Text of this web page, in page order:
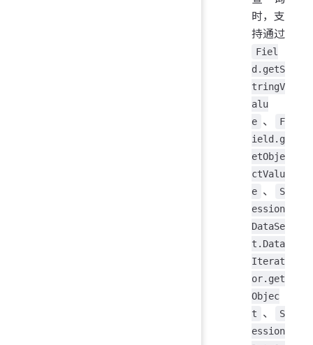
时，支
持通过
Fiel
d.getS
tringV
alu
e 、
F
ield.g
etObje
ctValu
e 、
S
ession
DataSe
t.Data
Iterat
or.get
Objec
t
、
S
ession